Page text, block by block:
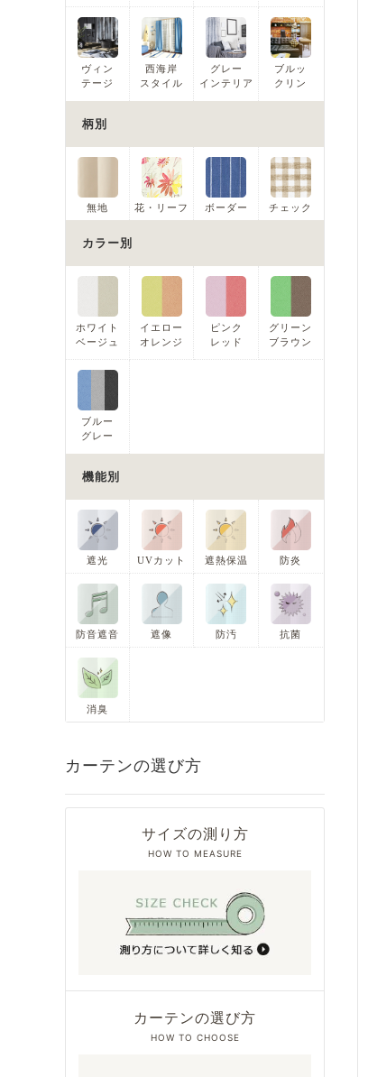
ヴィン
テージ
西海岸
スタイル
グレー
インテリア
ブルッ
クリン
柄別
無地 花・リーフ ボーダー チェック
カラー別
ホワイト
ベージュ
イエロー
オレンジ
ピンク
レッド
グリーン
ブラウン
ブルー
グレー
機能別
遮光 UVカット 遮熱保温 防炎
防音遮音 遮像 防汚 抗菌
消臭
カーテンの選び方
サイズの測り方
HOW TO MEASURE
カーテンの選び方
HOW TO CHOOSE